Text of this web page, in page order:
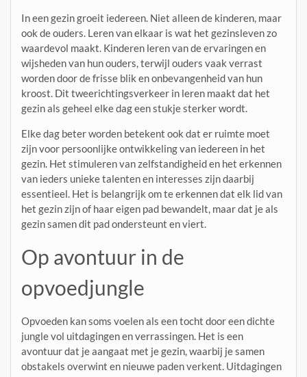
In een gezin groeit iedereen. Niet alleen de kinderen, maar
ook de ouders. Leren van elkaar is wat het gezinsleven zo
waardevol maakt. Kinderen leren van de ervaringen en
wijsheden van hun ouders, terwijl ouders vaak verrast
worden door de frisse blik en onbevangenheid van hun
kroost. Dit tweerichtingsverkeer in leren maakt dat het
gezin als geheel elke dag een stukje sterker wordt.
Elke dag beter worden betekent ook dat er ruimte moet
zijn voor persoonlijke ontwikkeling van iedereen in het
gezin. Het stimuleren van zelfstandigheid en het erkennen
van ieders unieke talenten en interesses zijn daarbij
essentieel. Het is belangrijk om te erkennen dat elk lid van
het gezin zijn of haar eigen pad bewandelt, maar dat je als
gezin samen dit pad ondersteunt en viert.
Op avontuur in de
opvoedjungle
Opvoeden kan soms voelen als een tocht door een dichte
jungle vol uitdagingen en verrassingen. Het is een
avontuur dat je aangaat met je gezin, waarbij je samen
obstakels overwint en nieuwe paden verkent. Uitdagingen